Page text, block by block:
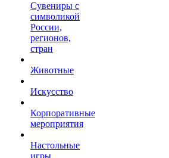
Сувениры с
символикой
России,
регионов,
стран
Животные
Искусство
Корпоративные
мероприятия
Настольные
игры